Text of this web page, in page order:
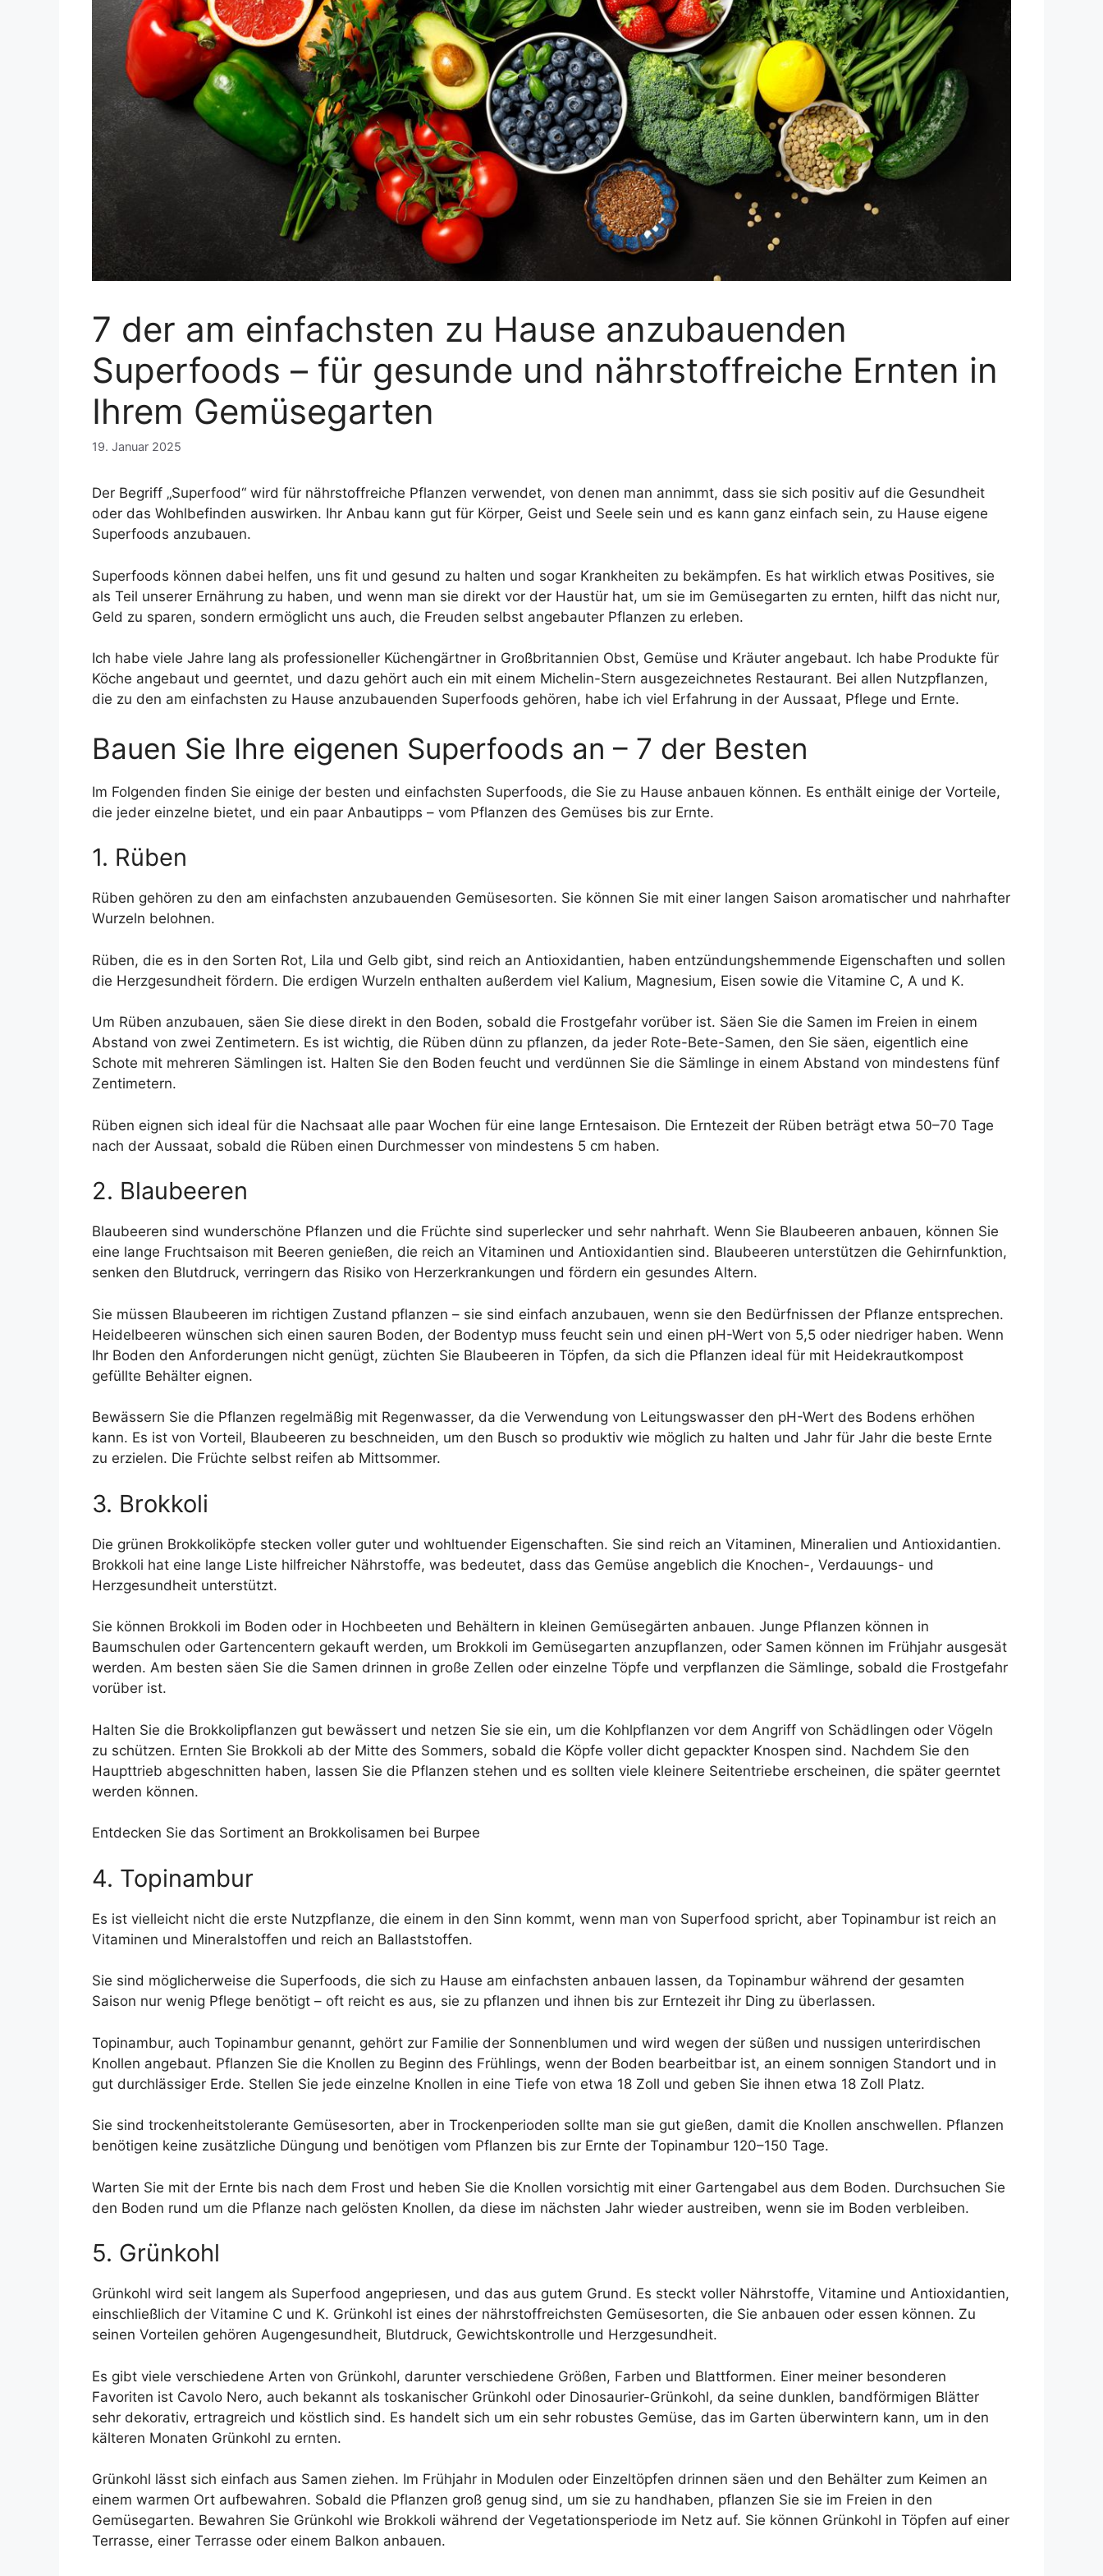
7 der am einfachsten zu Hause anzubauenden
Superfoods – für gesunde und nährstoffreiche Ernten in
Ihrem Gemüsegarten
19. Januar 2025
Der Begriff „Superfood“ wird für nährstoffreiche Pflanzen verwendet, von denen man annimmt, dass sie sich positiv auf die Gesundheit
oder das Wohlbefinden auswirken. Ihr Anbau kann gut für Körper, Geist und Seele sein und es kann ganz einfach sein, zu Hause eigene
Superfoods anzubauen.
Superfoods können dabei helfen, uns fit und gesund zu halten und sogar Krankheiten zu bekämpfen. Es hat wirklich etwas Positives, sie
als Teil unserer Ernährung zu haben, und wenn man sie direkt vor der Haustür hat, um sie im Gemüsegarten zu ernten, hilft das nicht nur,
Geld zu sparen, sondern ermöglicht uns auch, die Freuden selbst angebauter Pflanzen zu erleben.
Ich habe viele Jahre lang als professioneller Küchengärtner in Großbritannien Obst, Gemüse und Kräuter angebaut. Ich habe Produkte für
Köche angebaut und geerntet, und dazu gehört auch ein mit einem Michelin-Stern ausgezeichnetes Restaurant. Bei allen Nutzpflanzen,
die zu den am einfachsten zu Hause anzubauenden Superfoods gehören, habe ich viel Erfahrung in der Aussaat, Pflege und Ernte.
Bauen Sie Ihre eigenen Superfoods an – 7 der Besten
Im Folgenden finden Sie einige der besten und einfachsten Superfoods, die Sie zu Hause anbauen können. Es enthält einige der Vorteile,
die jeder einzelne bietet, und ein paar Anbautipps – vom Pflanzen des Gemüses bis zur Ernte.
1. Rüben
Rüben gehören zu den am einfachsten anzubauenden Gemüsesorten. Sie können Sie mit einer langen Saison aromatischer und nahrhafter
Wurzeln belohnen.
Rüben, die es in den Sorten Rot, Lila und Gelb gibt, sind reich an Antioxidantien, haben entzündungshemmende Eigenschaften und sollen
die Herzgesundheit fördern. Die erdigen Wurzeln enthalten außerdem viel Kalium, Magnesium, Eisen sowie die Vitamine C, A und K.
Um Rüben anzubauen, säen Sie diese direkt in den Boden, sobald die Frostgefahr vorüber ist. Säen Sie die Samen im Freien in einem
Abstand von zwei Zentimetern. Es ist wichtig, die Rüben dünn zu pflanzen, da jeder Rote-Bete-Samen, den Sie säen, eigentlich eine
Schote mit mehreren Sämlingen ist. Halten Sie den Boden feucht und verdünnen Sie die Sämlinge in einem Abstand von mindestens fünf
Zentimetern.
Rüben eignen sich ideal für die Nachsaat alle paar Wochen für eine lange Erntesaison. Die Erntezeit der Rüben beträgt etwa 50–70 Tage
nach der Aussaat, sobald die Rüben einen Durchmesser von mindestens 5 cm haben.
2. Blaubeeren
Blaubeeren sind wunderschöne Pflanzen und die Früchte sind superlecker und sehr nahrhaft. Wenn Sie Blaubeeren anbauen, können Sie
eine lange Fruchtsaison mit Beeren genießen, die reich an Vitaminen und Antioxidantien sind. Blaubeeren unterstützen die Gehirnfunktion,
senken den Blutdruck, verringern das Risiko von Herzerkrankungen und fördern ein gesundes Altern.
Sie müssen Blaubeeren im richtigen Zustand pflanzen – sie sind einfach anzubauen, wenn sie den Bedürfnissen der Pflanze entsprechen.
Heidelbeeren wünschen sich einen sauren Boden, der Bodentyp muss feucht sein und einen pH-Wert von 5,5 oder niedriger haben. Wenn
Ihr Boden den Anforderungen nicht genügt, züchten Sie Blaubeeren in Töpfen, da sich die Pflanzen ideal für mit Heidekrautkompost
gefüllte Behälter eignen.
Bewässern Sie die Pflanzen regelmäßig mit Regenwasser, da die Verwendung von Leitungswasser den pH-Wert des Bodens erhöhen
kann. Es ist von Vorteil, Blaubeeren zu beschneiden, um den Busch so produktiv wie möglich zu halten und Jahr für Jahr die beste Ernte
zu erzielen. Die Früchte selbst reifen ab Mittsommer.
3. Brokkoli
Die grünen Brokkoliköpfe stecken voller guter und wohltuender Eigenschaften. Sie sind reich an Vitaminen, Mineralien und Antioxidantien.
Brokkoli hat eine lange Liste hilfreicher Nährstoffe, was bedeutet, dass das Gemüse angeblich die Knochen-, Verdauungs- und
Herzgesundheit unterstützt.
Sie können Brokkoli im Boden oder in Hochbeeten und Behältern in kleinen Gemüsegärten anbauen. Junge Pflanzen können in
Baumschulen oder Gartencentern gekauft werden, um Brokkoli im Gemüsegarten anzupflanzen, oder Samen können im Frühjahr ausgesät
werden. Am besten säen Sie die Samen drinnen in große Zellen oder einzelne Töpfe und verpflanzen die Sämlinge, sobald die Frostgefahr
vorüber ist.
Halten Sie die Brokkolipflanzen gut bewässert und netzen Sie sie ein, um die Kohlpflanzen vor dem Angriff von Schädlingen oder Vögeln
zu schützen. Ernten Sie Brokkoli ab der Mitte des Sommers, sobald die Köpfe voller dicht gepackter Knospen sind. Nachdem Sie den
Haupttrieb abgeschnitten haben, lassen Sie die Pflanzen stehen und es sollten viele kleinere Seitentriebe erscheinen, die später geerntet
werden können.
Entdecken Sie das Sortiment an Brokkolisamen bei Burpee
4. Topinambur
Es ist vielleicht nicht die erste Nutzpflanze, die einem in den Sinn kommt, wenn man von Superfood spricht, aber Topinambur ist reich an
Vitaminen und Mineralstoffen und reich an Ballaststoffen.
Sie sind möglicherweise die Superfoods, die sich zu Hause am einfachsten anbauen lassen, da Topinambur während der gesamten
Saison nur wenig Pflege benötigt – oft reicht es aus, sie zu pflanzen und ihnen bis zur Erntezeit ihr Ding zu überlassen.
Topinambur, auch Topinambur genannt, gehört zur Familie der Sonnenblumen und wird wegen der süßen und nussigen unterirdischen
Knollen angebaut. Pflanzen Sie die Knollen zu Beginn des Frühlings, wenn der Boden bearbeitbar ist, an einem sonnigen Standort und in
gut durchlässiger Erde. Stellen Sie jede einzelne Knollen in eine Tiefe von etwa 18 Zoll und geben Sie ihnen etwa 18 Zoll Platz.
Sie sind trockenheitstolerante Gemüsesorten, aber in Trockenperioden sollte man sie gut gießen, damit die Knollen anschwellen. Pflanzen
benötigen keine zusätzliche Düngung und benötigen vom Pflanzen bis zur Ernte der Topinambur 120–150 Tage.
Warten Sie mit der Ernte bis nach dem Frost und heben Sie die Knollen vorsichtig mit einer Gartengabel aus dem Boden. Durchsuchen Sie
den Boden rund um die Pflanze nach gelösten Knollen, da diese im nächsten Jahr wieder austreiben, wenn sie im Boden verbleiben.
5. Grünkohl
Grünkohl wird seit langem als Superfood angepriesen, und das aus gutem Grund. Es steckt voller Nährstoffe, Vitamine und Antioxidantien,
einschließlich der Vitamine C und K. Grünkohl ist eines der nährstoffreichsten Gemüsesorten, die Sie anbauen oder essen können. Zu
seinen Vorteilen gehören Augengesundheit, Blutdruck, Gewichtskontrolle und Herzgesundheit.
Es gibt viele verschiedene Arten von Grünkohl, darunter verschiedene Größen, Farben und Blattformen. Einer meiner besonderen
Favoriten ist Cavolo Nero, auch bekannt als toskanischer Grünkohl oder Dinosaurier-Grünkohl, da seine dunklen, bandförmigen Blätter
sehr dekorativ, ertragreich und köstlich sind. Es handelt sich um ein sehr robustes Gemüse, das im Garten überwintern kann, um in den
kälteren Monaten Grünkohl zu ernten.
Grünkohl lässt sich einfach aus Samen ziehen. Im Frühjahr in Modulen oder Einzeltöpfen drinnen säen und den Behälter zum Keimen an
einem warmen Ort aufbewahren. Sobald die Pflanzen groß genug sind, um sie zu handhaben, pflanzen Sie sie im Freien in den
Gemüsegarten. Bewahren Sie Grünkohl wie Brokkoli während der Vegetationsperiode im Netz auf. Sie können Grünkohl in Töpfen auf einer
Terrasse, einer Terrasse oder einem Balkon anbauen.